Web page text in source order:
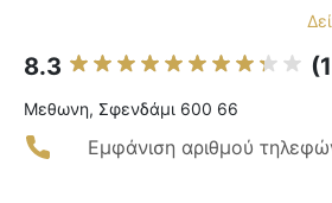
8.3
Μεθωνη, Σφενδάμι 600 66
Εμφάνιση αριθμού